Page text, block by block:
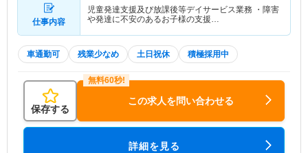
仕事内容
児童発達支援及び放課後等デイサービス業務 ・障害
や発達に不安のあるお子様の支援…
車通勤可 残業少なめ 土日祝休 積極採用中
保存する
この求人を問い合わせる
詳細を見る